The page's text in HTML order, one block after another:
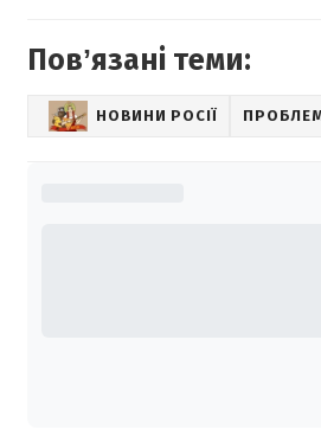
Повʼязані теми:
НОВИНИ РОСІЇ